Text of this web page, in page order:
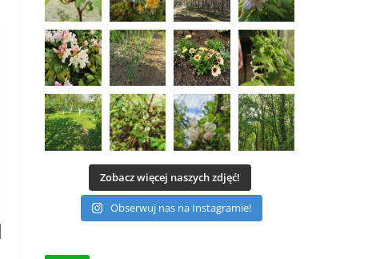
Zobacz więcej naszych zdjęć!
Obserwuj nas na Instagramie!